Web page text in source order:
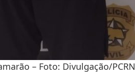
– Foto: Divulgação/PCRN